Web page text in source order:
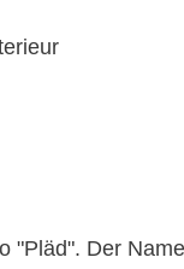
"Pläd". Der